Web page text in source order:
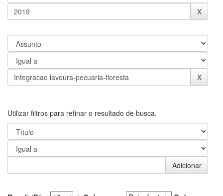
Utilizar filtros para refinar o resultado de busca.